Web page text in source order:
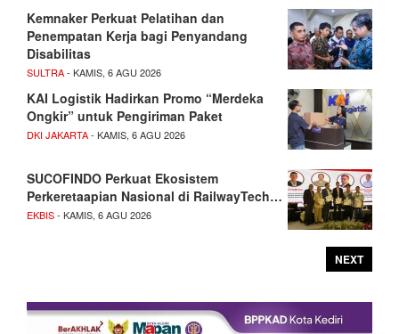
Kemnaker Perkuat Pelatihan dan
Penempatan Kerja bagi Penyandang
Disabilitas
SULTRA- KAMIS, 6 AGU 2026
KAI Logistik Hadirkan Promo “Merdeka
Ongkir” untuk Pengiriman Paket
DKI JAKARTA- KAMIS, 6 AGU 2026
SUCOFINDO Perkuat Ekosistem
Perkeretaapian Nasional di RailwayTech…
EKBIS- KAMIS, 6 AGU 2026
NEXT